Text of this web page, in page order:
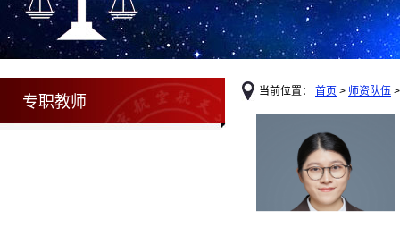
专职教师
当前位置： 首页 > 师资队伍